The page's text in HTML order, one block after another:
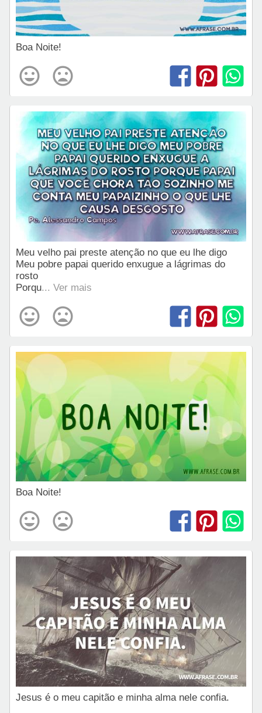
Boa Noite!
Meu velho pai preste atenção no que eu lhe digo
Meu pobre papai querido enxugue a lágrimas do
rosto
Porqu... Ver mais
Boa Noite!
Jesus é o meu capitão e minha alma nele confia.